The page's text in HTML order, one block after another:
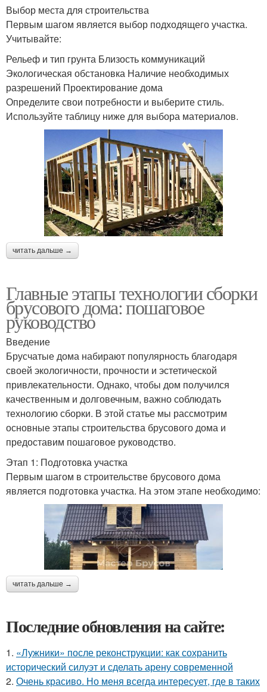
Выбор места для строительства
Первым шагом является выбор подходящего участка.
Учитывайте:
Рельеф и тип грунта Близость коммуникаций
Экологическая обстановка Наличие необходимых
разрешений Проектирование дома
Определите свои потребности и выберите стиль.
Используйте таблицу ниже для выбора материалов.
читать дальше →
Главные этапы технологии сборки
брусового дома: пошаговое
руководство
Введение
Брусчатые дома набирают популярность благодаря
своей экологичности, прочности и эстетической
привлекательности. Однако, чтобы дом получился
качественным и долговечным, важно соблюдать
технологию сборки. В этой статье мы рассмотрим
основные этапы строительства брусового дома и
предоставим пошаговое руководство.
Этап 1: Подготовка участка
Первым шагом в строительстве брусового дома
является подготовка участка. На этом этапе необходимо:
читать дальше →
Последние обновления на сайте:
1. «Лужники» после реконструкции: как сохранить
исторический силуэт и сделать арену современной
2. Очень красиво. Но меня всегда интересует, где в таких